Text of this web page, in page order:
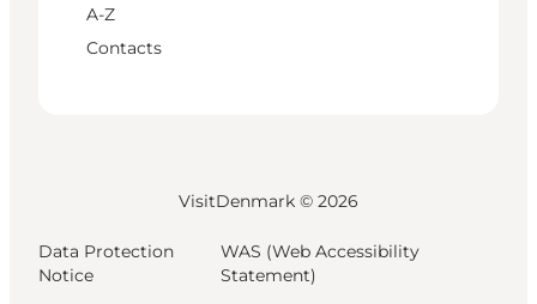
A-Z
Contacts
VisitDenmark © 2026
Data Protection
Notice
WAS (Web Accessibility
Statement)